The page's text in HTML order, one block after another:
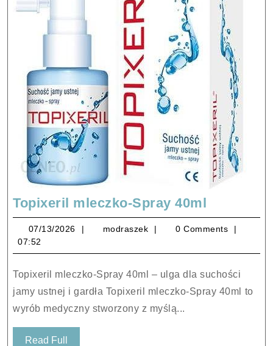
Topixeril mleczko-Spray 40ml
mleczko-
Spray
40ml
07/13/2026 07/13/2026
modraszek modraszek
0 Comments
07:52
Topixeril mleczko-Spray 40ml – ulga dla suchości
jamy ustnej i gardła Topixeril mleczko-Spray 40ml to
wyrób medyczny stworzony z myślą...
Read Full